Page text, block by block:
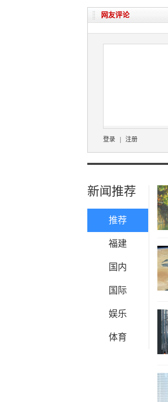
网友评论
登录 注册
新闻推荐
推荐
福建
国内
国际
娱乐
体育